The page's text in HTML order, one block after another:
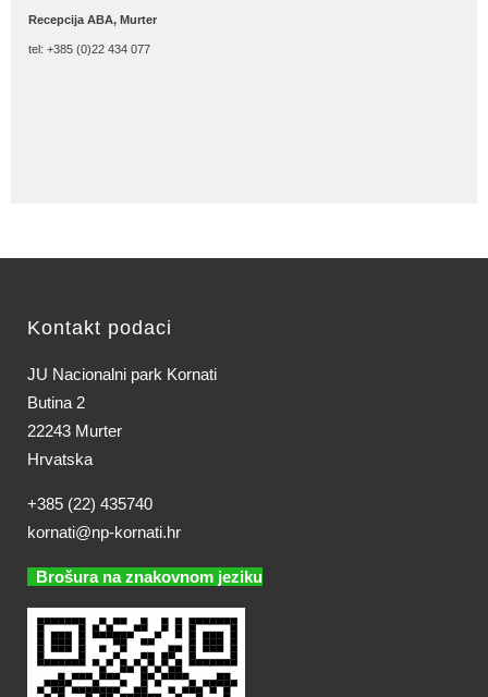
Recepcija ABA, Murter
tel: +385 (0)22 434 077
Kontakt podaci
JU Nacionalni park Kornati
Butina 2
22243 Murter
Hrvatska
+385 (22) 435740
kornati@np-kornati.hr
Brošura na znakovnom jeziku